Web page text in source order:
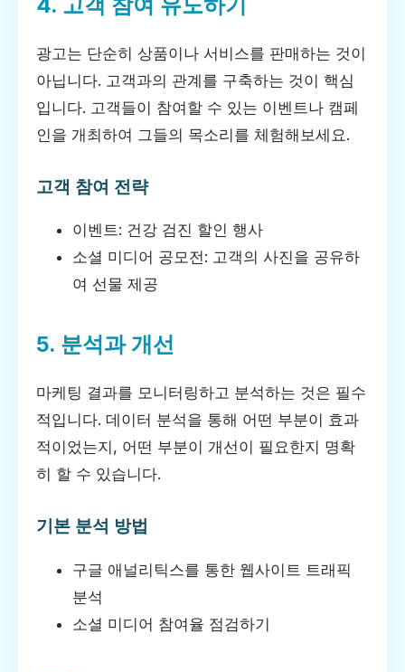
광고는 단순히 상품이나 서비스를 판매하는 것이
아닙니다. 고객과의 관계를 구축하는 것이 핵심
입니다. 고객들이 참여할 수 있는 이벤트나 캠페
인을 개최하여 그들의 목소리를 체험해보세요.
고객 참여 전략
이벤트: 건강 검진 할인 행사
소셜 미디어 공모전: 고객의 사진을 공유하
여 선물 제공
5. 분석과 개선
마케팅 결과를 모니터링하고 분석하는 것은 필수
적입니다. 데이터 분석을 통해 어떤 부분이 효과
적이었는지, 어떤 부분이 개선이 필요한지 명확
히 할 수 있습니다.
기본 분석 방법
구글 애널리틱스를 통한 웹사이트 트래픽
분석
소셜 미디어 참여율 점검하기